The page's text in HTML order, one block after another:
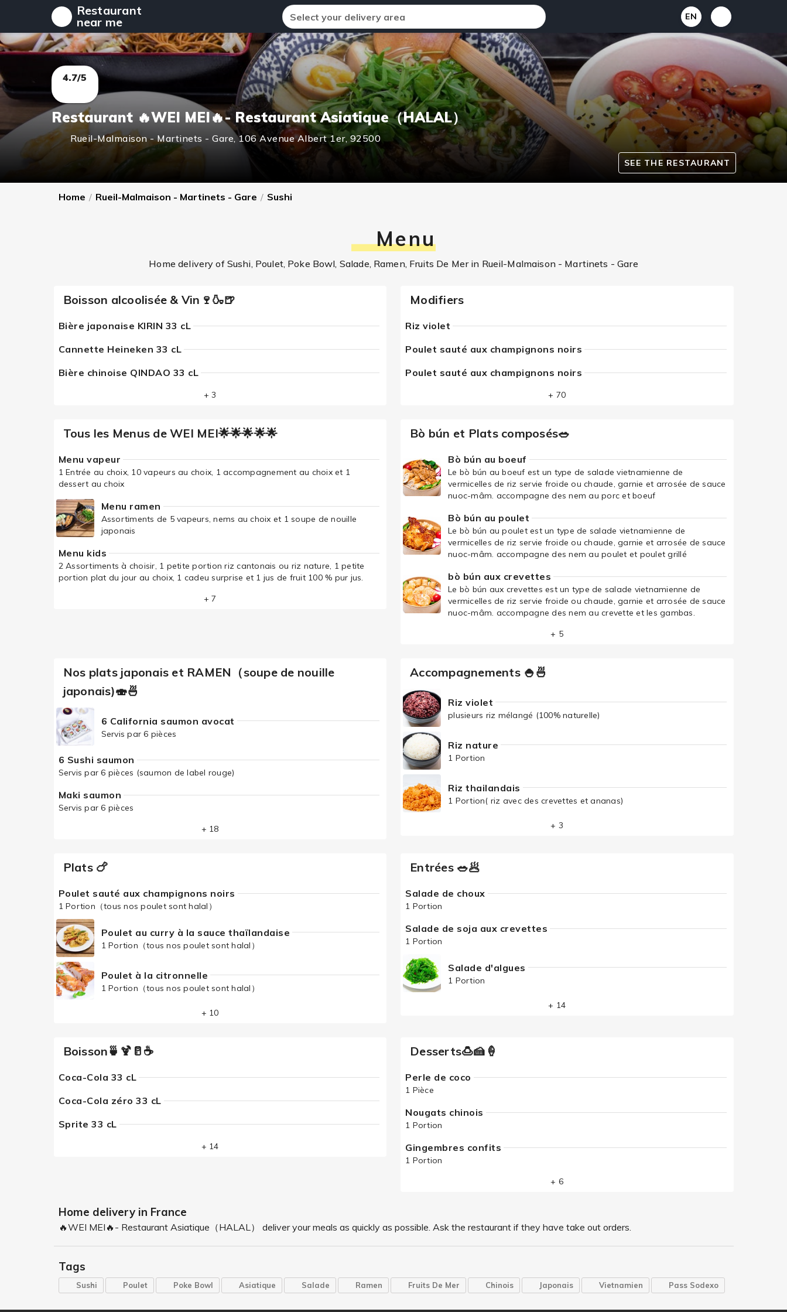
Restaurant
near me
Select your delivery area EN
4.7/5
Restaurant 🔥WEI MEI🔥- Restaurant Asiatique（HALAL）
Rueil-Malmaison - Martinets - Gare,106 Avenue Albert 1er, 92500
SEE THE RESTAURANT
Home / Rueil-Malmaison - Martinets - Gare / Sushi
Menu
Home delivery of Sushi, Poulet, Poke Bowl, Salade, Ramen, Fruits De Mer in Rueil-Malmaison - Martinets - Gare
Boisson alcoolisée & Vin🍷🍶🍺
Bière japonaise KIRIN 33 cL
Cannette Heineken 33 cL
Bière chinoise QINDAO 33 cL
+ 3
Modifiers
Riz violet
Poulet sauté aux champignons noirs
Poulet sauté aux champignons noirs
+ 70
Tous les Menus de WEI MEI🌟🌟🌟🌟🌟
Menu vapeur
1 Entrée au choix, 10 vapeurs au choix, 1 accompagnement au choix et 1
dessert au choix
Menu ramen
Assortiments de 5 vapeurs, nems au choix et 1 soupe de nouille
japonais
Menu kids
2 Assortiments à choisir, 1 petite portion riz cantonais ou riz nature, 1 petite
portion plat du jour au choix, 1 cadeu surprise et 1 jus de fruit 100 % pur jus.
+ 7
Bò bún et Plats composés🥗
Bò bún au boeuf
Le bò bún au boeuf est un type de salade vietnamienne de
vermicelles de riz servie froide ou chaude, garnie et arrosée de sauce
nuoc-mâm. accompagne des nem au porc et boeuf
Bò bún au poulet
Le bò bún au poulet est un type de salade vietnamienne de
vermicelles de riz servie froide ou chaude, garnie et arrosée de sauce
nuoc-mâm. accompagne des nem au poulet et poulet grillé
bò bún aux crevettes
Le bò bún aux crevettes est un type de salade vietnamienne de
vermicelles de riz servie froide ou chaude, garnie et arrosée de sauce
nuoc-mâm. accompagne des nem au crevette et les gambas.
+ 5
Nos plats japonais et RAMEN（soupe de nouille
japonais)🍣🍜
6 California saumon avocat
Servis par 6 pièces
6 Sushi saumon
Servis par 6 pièces (saumon de label rouge)
Maki saumon
Servis par 6 pièces
+ 18
Accompagnements 🍚🍜
Riz violet
plusieurs riz mélangé (100% naturelle)
Riz nature
1 Portion
Riz thailandais
1 Portion( riz avec des crevettes et ananas)
+ 3
Plats 🍗
Poulet sauté aux champignons noirs
1 Portion（tous nos poulet sont halal）
Poulet au curry à la sauce thaïlandaise
1 Portion（tous nos poulet sont halal）
Poulet à la citronnelle
1 Portion（tous nos poulet sont halal）
+ 10
Entrées 🥗🥟
Salade de choux
1 Portion
Salade de soja aux crevettes
1 Portion
Salade d'algues
1 Portion
+ 14
Boisson🍵🍹🥛☕️
Coca-Cola 33 cL
Coca-Cola zéro 33 cL
Sprite 33 cL
+ 14
Desserts🍮🍰🍦
Perle de coco
1 Pièce
Nougats chinois
1 Portion
Gingembres confits
1 Portion
+ 6
Home delivery in France
🔥WEI MEI🔥- Restaurant Asiatique（HALAL） deliver your meals as quickly as possible. Ask the restaurant if they have take out orders.
Tags
Sushi Poulet Poke Bowl Asiatique Salade Ramen Fruits De Mer Chinois Japonais Vietnamien Pass Sodexo